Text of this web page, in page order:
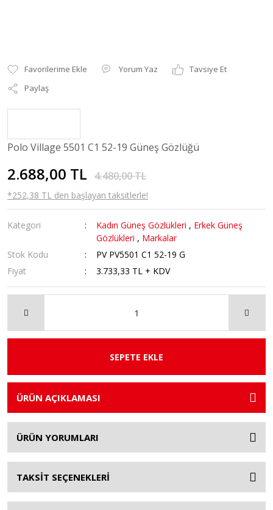
Yorum Yaz
Tavsiye Et
Paylaş
Polo Village 5501 C1 52-19 Güneş Gözlüğü
2.688,00 TL 4.480,00 TL
*252,38 TL den başlayan taksitlerle!
Kategori Kadın Güneş Gözlükleri , Erkek Güneş
Gözlükleri , Markalar
Stok Kodu
PV PV5501 C1 52-19 G
Fiyat
3.733,33 TL + KDV
SEPETE EKLE
ÜRÜN AÇIKLAMASI
ÜRÜN YORUMLARI
TAKSİT SEÇENEKLERİ